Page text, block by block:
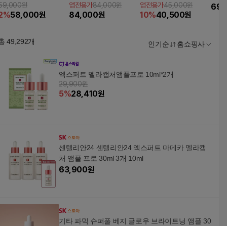
틱 1개원
%58,000원
션 23호 본품 15g*2 +
리필15g*1
앱전용가84,000원
84,000원
캡슐 크림 55ml
앱전용가45,000원
10%40,500원
5박
49,292개 인기순 홈쇼핑사
엑스퍼트 멜라캡처앰플프로 10ml*2개
29,900원
5%28,410원
센텔리안24 센텔리안24 엑스퍼트 마데카 멜라캡
처 앰플 프로 30ml 3개 10ml
63,900원
기타 파믹 슈퍼풀 베지 글로우 브라이트닝 앰플 30